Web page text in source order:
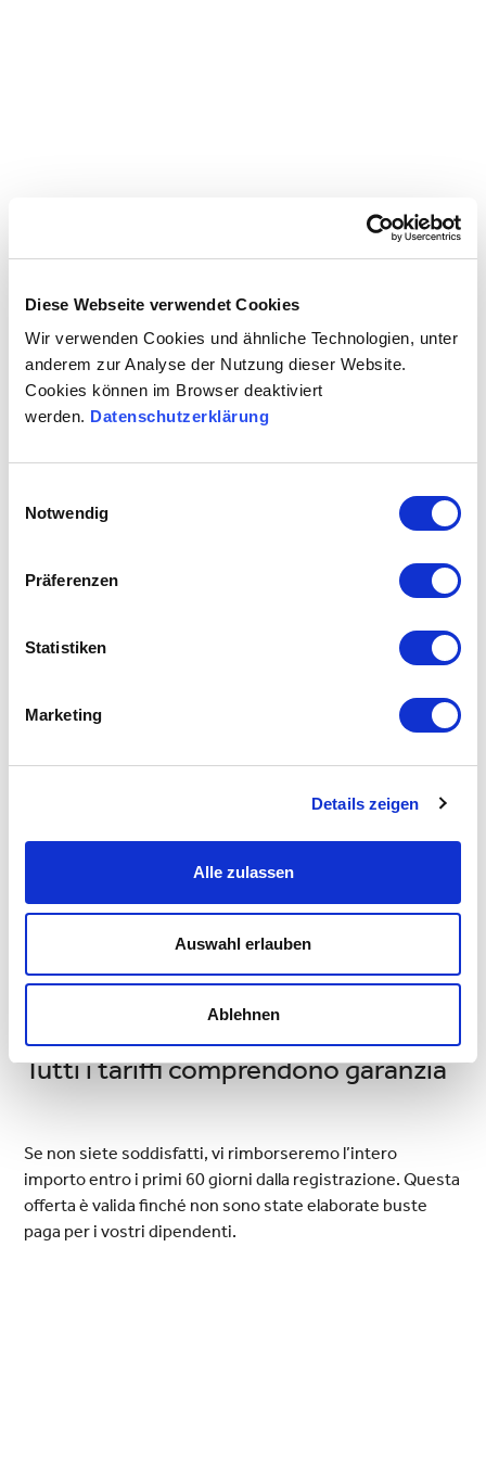
Diese Webseite verwendet Cookies
Wir verwenden Cookies und ähnliche Technologien, unter
anderem zur Analyse der Nutzung dieser Website.
Cookies können im Browser deaktiviert
werden. Datenschutzerklärung
Notwendig
Präferenzen
Statistiken
Marketing
Details zeigen
Alle zulassen
Auswahl erlauben
Ablehnen
Tutti i tariffi comprendono garanzia
Se non siete soddisfatti, vi rimborseremo l’intero
importo entro i primi 60 giorni dalla registrazione. Questa
offerta è valida finché non sono state elaborate buste
paga per i vostri dipendenti.